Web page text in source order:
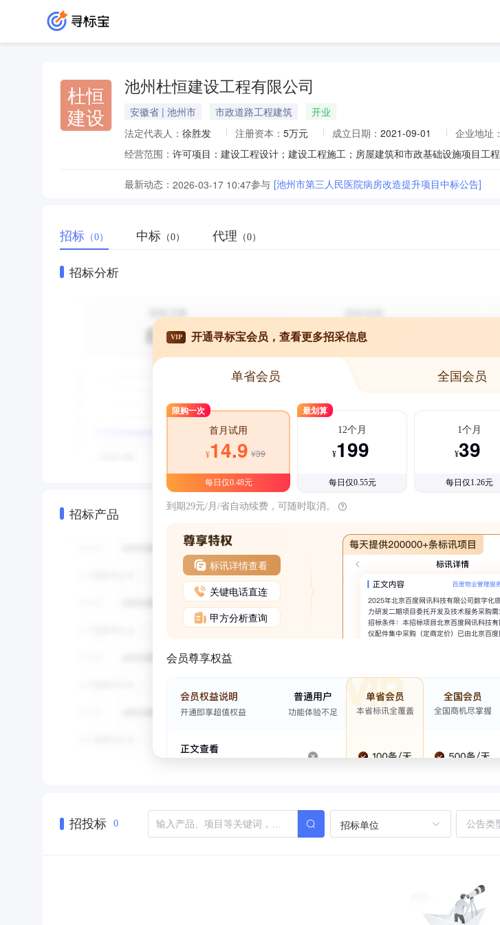
杜恒
建设
池州杜恒建设工程有限公司
安徽省 | 池州市 市政道路工程建筑
开业
法定代表人： 徐胜发 注册资本： 5万元 成立日期： 2021-09-01 企业地址：
经营范围：
最新动态： 2026-03-17 10:47参与 [池州市第三人民医院病房改造提升项目中标公告]
招标 （0） 中标 （0） 代理 （0）
招标分析
招标产品
VIP 开通寻标宝会员，查看更多招采信息
单省会员 全国会员
限购一次
首月试用
¥14.9 ¥39
每日仅0.48元
最划算
12个月
¥199
每日仅0.55元
1个月
¥39
每日仅1.26元
到期29元/月/省自动续费，可随时取消。
标讯详情查看
关键电话直连
甲方分析查询
会员尊享权益
招投标 0 招标单位